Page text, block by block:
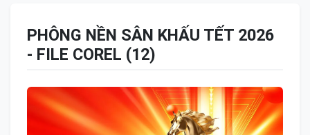
PHÔNG NỀN SÂN KHẤU TẾT 2026
- FILE COREL (12)